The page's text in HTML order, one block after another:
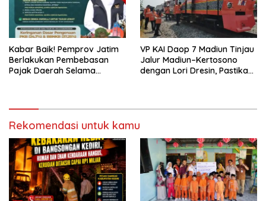
Kabar Baik! Pemprov Jatim
Berlakukan Pembebasan
Pajak Daerah Selama
VP KAI Daop 7 Madiun Tinjau
Jalur Madiun–Kertosono
dengan Lori Dresin, Pastikan
Rekomendasi untuk kamu